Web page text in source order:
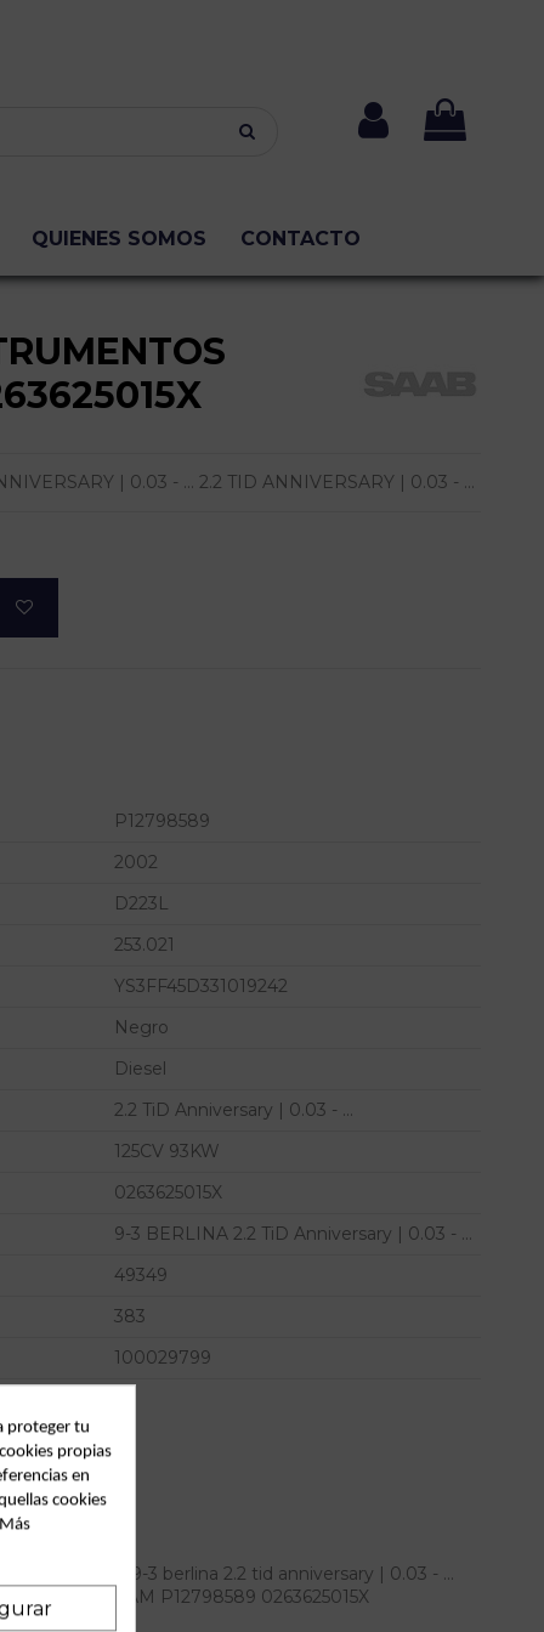
QUIENES SOMOS CONTACTO
| 0.03 - ... 2.2 TID ANNIVERSARY | 0.03 - ...
P12798589
2002
D223L
253.021
YS3FF45D331019242
Negro
Diesel
2.2 TiD Anniversary | 0.03 - ...
125CV 93KW
0263625015X
9-3 BERLINA 2.2 TiD Anniversary | 0.03 - ...
49349
383
100029799
para saab 9-3 berlina 2.2 tid anniversary | 0.03 - ...
OEM IAM P12798589 0263625015X
proteger tu
propias
en
cookies